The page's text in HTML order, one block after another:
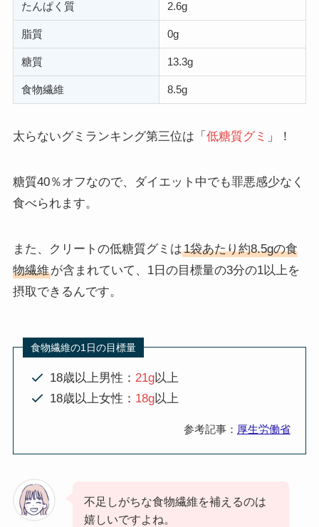
たんぱく質 2.6g
脂質 0g
糖質 13.3g
食物繊維 8.5g
太らないグミランキング第三位は「 低糖質グミ 」！
糖質40％オフなので、ダイエット中でも罪悪感少なく
食べられます。
また、クリートの低糖質グミは1袋あたり約8.5gの食
物繊維が含まれていて、1日の目標量の3分の1以上を
摂取できるんです。
食物繊維の1日の目標量
18歳以上男性： 21g以上
18歳以上女性： 18g以上
参考記事： 厚生労働省
不足しがちな食物繊維を補えるのは
嬉しいですよね。